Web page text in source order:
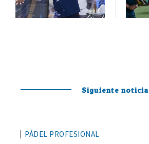
Siguiente noticia
PÁDEL PROFESIONAL